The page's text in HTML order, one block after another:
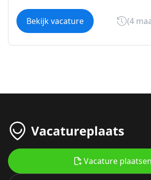
Bekijk vacature (4
Vacature plaatsen